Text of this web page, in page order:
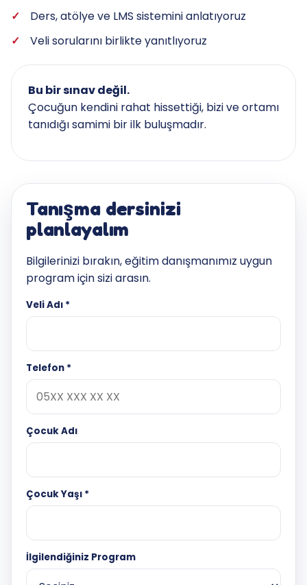
Ders, atölye ve LMS sistemini anlatıyoruz
Veli sorularını birlikte yanıtlıyoruz
Bu bir sınav değil.
Çocuğun kendini rahat hissettiği, bizi ve ortamı
tanıdığı samimi bir ilk buluşmadır.
Tanışma dersinizi
planlayalım
Bilgilerinizi bırakın, eğitim danışmanımız uygun
program için sizi arasın.
Veli Adı *
Telefon *
Çocuk Adı
Çocuk Yaşı *
İlgilendiğiniz Program